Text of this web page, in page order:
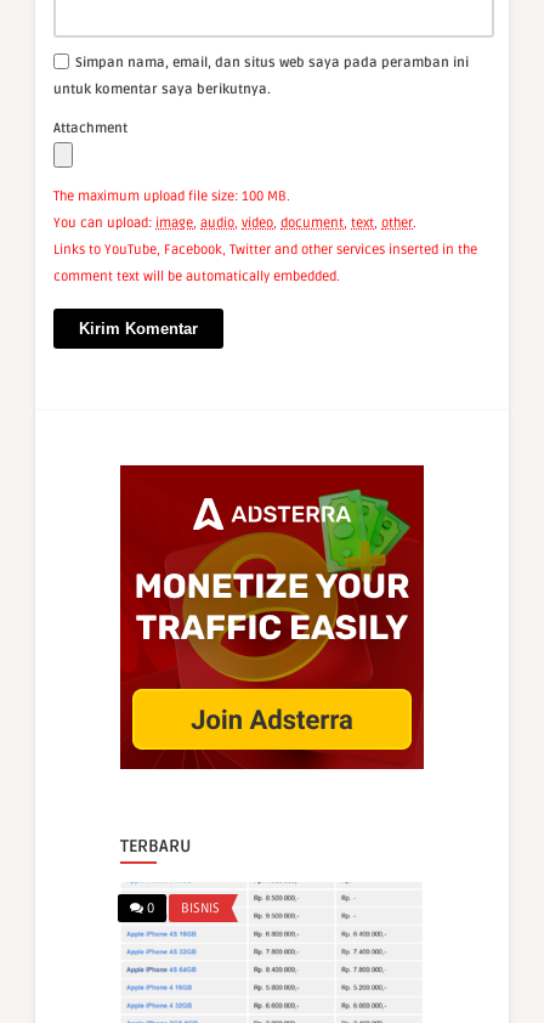
Simpan nama, email, dan situs web saya pada peramban ini
untuk komentar saya berikutnya.
Attachment
The maximum upload file size: 100 MB.
You can upload: image audio video document text other
Links to YouTube, Facebook, Twitter and other services inserted in the
comment text will be automatically embedded.
TERBARU
0 BISNIS